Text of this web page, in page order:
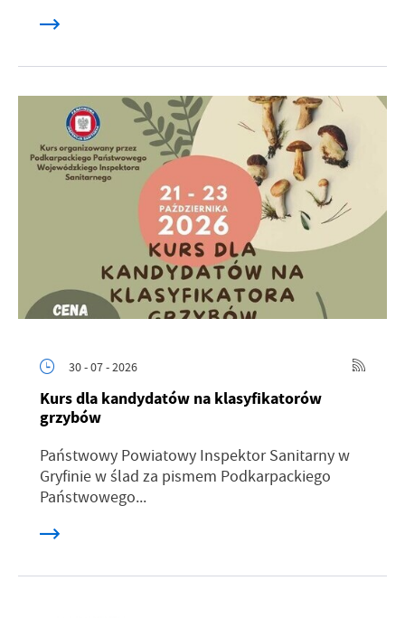
30 - 07 - 2026
Kurs dla kandydatów na klasyfikatorów
grzybów
Państwowy Powiatowy Inspektor Sanitarny w
Gryfinie w ślad za pismem Podkarpackiego
Państwowego...